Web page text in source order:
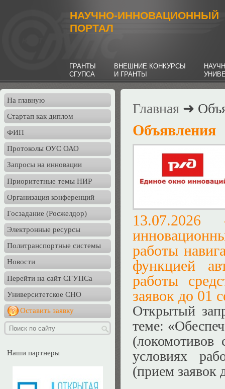
НАУЧНО-ИННОВАЦИОННЫЙ
ПОРТАЛ
ГРАНТЫ
СГУПСА
ВНЕШНИЕ КОНКУРСЫ
И ГРАНТЫ
На главную
Стартап как диплом
ФИП
Протоколы ОУС ОАО
Запросы на инновации
Приоритетные темы НИР
Организация конференций
Госзадание (Росжелдор)
Электронные ресурсы
Политранспортные системы
Новости
Перейти на сайт СГУПСа
Университетское СНО
Оставить заявку
Наши партнеры
Главная ➜
Объявления
работы
функцией
работы
заявок до 01
Открытый
теме:
(локомотивов
условиях
(прием заявок